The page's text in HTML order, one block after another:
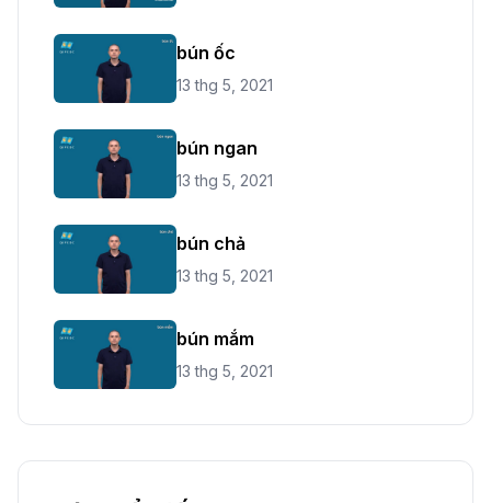
bún ốc
13 thg 5, 2021
bún ngan
13 thg 5, 2021
bún chả
13 thg 5, 2021
bún mắm
13 thg 5, 2021